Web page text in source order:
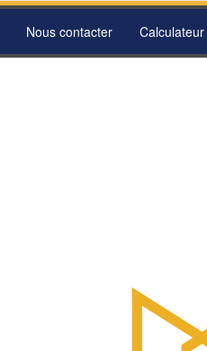
Nous contacter Calculateur